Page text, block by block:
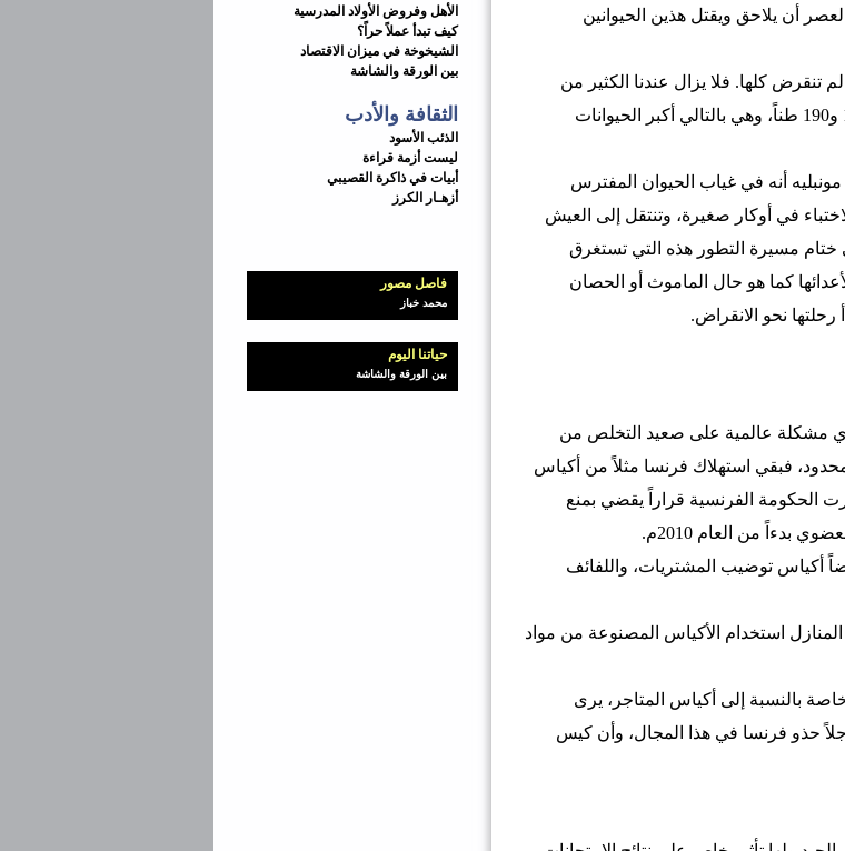
الأهل وفروض الأولاد المدرسية
كيف تبدأ عملاً حراً؟
الشيخوخة في ميزان الاقتصاد
بين الورقة والشاشة
الثقافة والأدب
الذئب الأسود
ليست أزمة قراءة
أبيات في ذاكرة القصيبي
أزهـار الكرز
فاصل مصور
محمد خباز
حياتنا اليوم
بين الورقة والشاشة
أن يلاحق ويقتل هذين الحيوانين
كلها. فلا يزال عندنا الكثير من
الفيلة، والحيتان الزرقاء التي يزن الواحد منها ما بين 150 و190 طناً، وهي بالتالي أكبر الحيوانات
أنه في غياب الحيوان المفترس
في أوكار صغيرة، وتنتقل إلى العيش
ختام مسيرة التطور هذه التي تستغرق
كما هو حال الماموث أو الحصان
رحلتها نحو الانقراض.
مشكلة عالمية على صعيد التخلص من
محدود، فبقي استهلاك فرنسا مثلاً من أكياس
فوق 12 مليار كيس لعام 2004م، أصدرت الحكومة الفرنسية قراراً يقضي بمنع
بدءاً من العام 2010م.
أكياس توضيب المشتريات، واللفائف
استخدام الأكياس المصنوعة من مواد
بالنسبة إلى أكياس المتاجر، يرى
حذو فرنسا في هذا المجال، وأن كيس